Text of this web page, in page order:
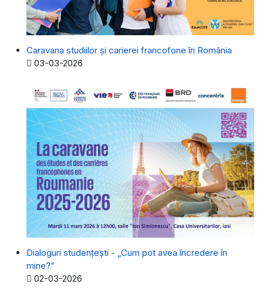
Caravana studiilor și carierei francofone în România
Detalii
03-03-2026
Dialoguri studențești - „Cum pot avea încredere în
mine?”
Detalii
02-03-2026